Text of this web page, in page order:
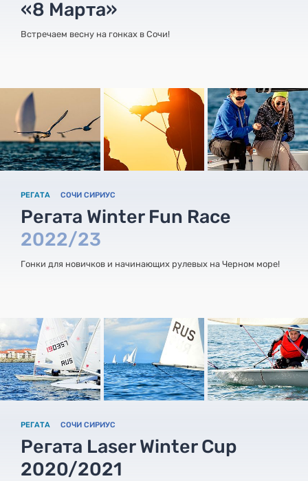
«8 Марта»
Встречаем весну на гонках в Сочи!
РЕГАТА СОЧИ СИРИУС
Регата Winter Fun Race
2022/23
Гонки для новичков и начинающих рулевых на Черном море!
РЕГАТА СОЧИ СИРИУС
Регата Laser Winter Cup
2020/2021